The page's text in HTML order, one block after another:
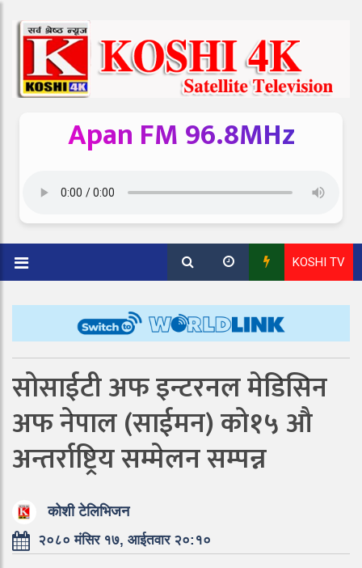
Apan FM 96.8MHz
KOSHI TV
सोसाईटी अफ इन्टरनल मेडिसिन
अफ नेपाल (साईमन) को१५ औ
अन्तर्राष्ट्रिय सम्मेलन सम्पन्न
कोशी टेलिभिजन
२०८० मंसिर १७, आईतवार २०:१०